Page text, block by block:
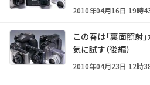
2010年04月16日 19時
この春は「裏面照射
気に試す（後編）
2010年04月23日 12時